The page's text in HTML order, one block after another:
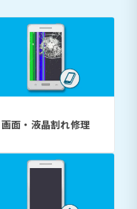
画面・液晶割れ修理